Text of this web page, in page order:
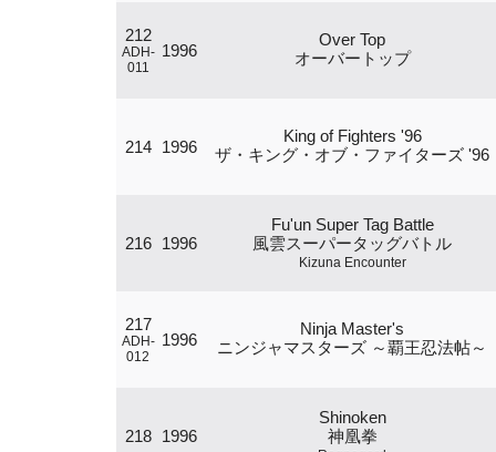
212
ADH-
011
1996
Over Top
オーバートップ
214 1996
King of Fighters '96
ザ・キング・オブ・ファイターズ '96
216 1996
Fu'un Super Tag Battle
風雲スーパータッグバトル
Kizuna Encounter
217
ADH-
012
1996
Ninja Master's
ニンジャマスターズ ～覇王忍法帖～
218 1996
Shinoken
神凰拳